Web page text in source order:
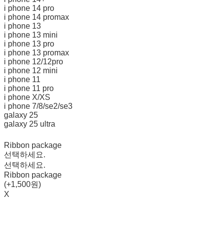
i phone 14 pro
i phone 14 promax
i phone 13
i phone 13 mini
i phone 13 pro
i phone 13 promax
i phone 12/12pro
i phone 12 mini
i phone 11
i phone 11 pro
i phone X/XS
i phone 7/8/se2/se3
galaxy 25
galaxy 25 ultra
Ribbon package
선택하세요.
선택하세요.
Ribbon package
(+1,500원)
X